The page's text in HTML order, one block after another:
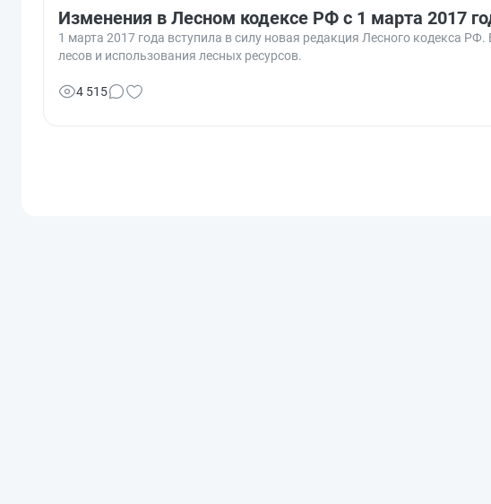
Изменения в Лесном кодексе РФ с 1 марта 2017
1 марта 2017 года вступила в силу новая редакция Лесного кодекса
лесов и использования лесных ресурсов.
4 515